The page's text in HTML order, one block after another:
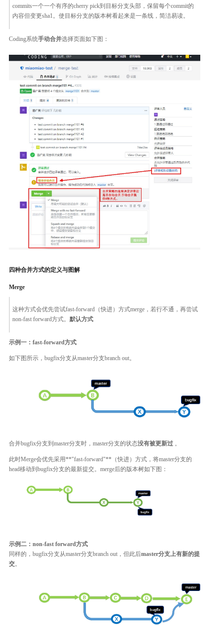
commits一个一个有序的cherry pick到目标分支头部，保留每个commit的
内容但变更sha1。使目标分支的版本树看起来是一条线，简洁易读。
Coding系统手动合并选择页面如下图：
四种合并方式的定义与图解
Merge
这种方式会优先尝试fast-forward（快进）方式merge，若行不通，再尝试
non-fast forward方式。 默认方式
示例一：fast-forward方式
如下图所示，bugfix分支从master分支branch out。
合并bugfix分支到master分支时，master分支的状态没有被更新过 。
此时Merge会优先采用**"fast-forward"**（快进）方式，将master分支的
head移动到bugfix分支的最新提交。merge后的版本树如下图：
示例二：non-fast forward方式
同样的，bugfix分支从master分支branch out，但此后master分支上有新的提
交。